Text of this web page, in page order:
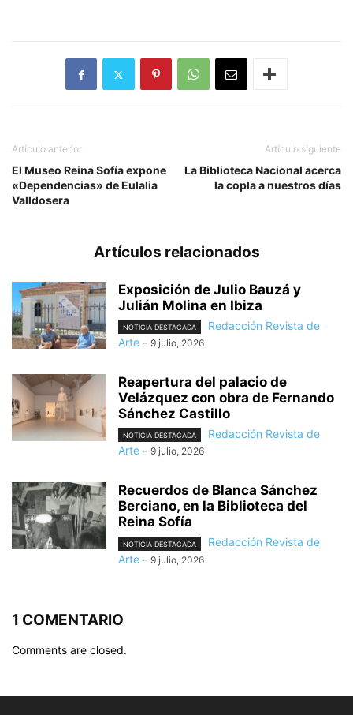
Artículo anterior
El Museo Reina Sofía expone
«Dependencias» de Eulalia
Valldosera
Artículo siguiente
La Biblioteca Nacional acerca
la copla a nuestros días
Artículos relacionados
Exposición de Julio Bauzá y
Julián Molina en Ibiza
NOTICIA DESTACADA
Redacción Revista de
Arte - 9 julio, 2026
Reapertura del palacio de
Velázquez con obra de Fernando
Sánchez Castillo
NOTICIA DESTACADA
Redacción Revista de
Arte - 9 julio, 2026
Recuerdos de Blanca Sánchez
Berciano, en la Biblioteca del
Reina Sofía
NOTICIA DESTACADA
Redacción Revista de
Arte - 9 julio, 2026
1 COMENTARIO
Comments are closed.